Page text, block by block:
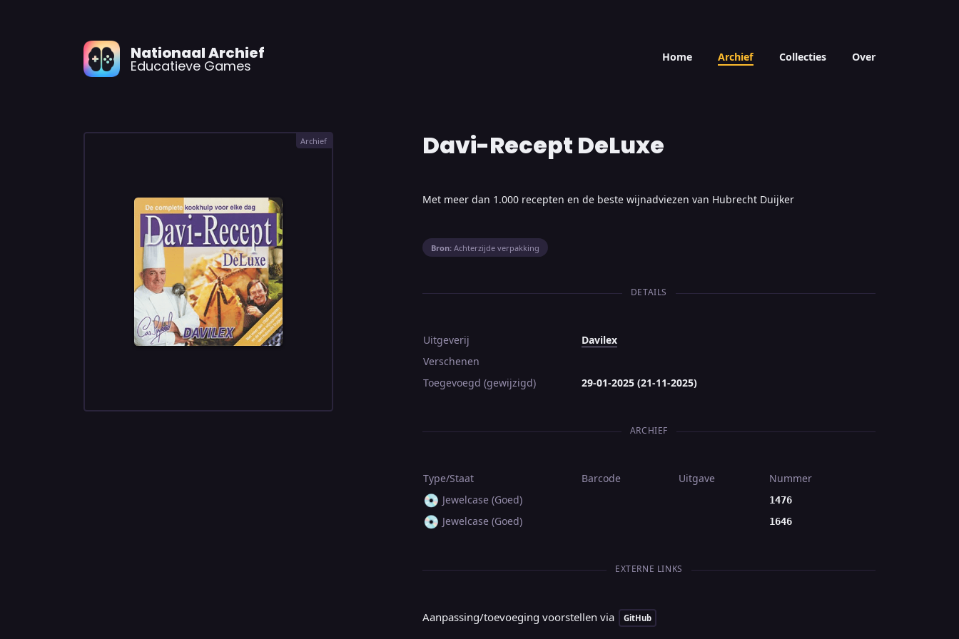
Nationaal Archief
Educatieve Games
Home Archief Collecties Over
Archief Davi-Recept DeLuxe
Met meer dan 1.000 recepten en de beste wijnadviezen van Hubrecht Duijker
Bron: Achterzijde verpakking
DETAILS
Uitgeverij
Davilex
Verschenen
Toegevoegd (gewijzigd)
29-01-2025 (21-11-2025)
ARCHIEF
Type/Staat Barcode Uitgave Nummer
💿 Jewelcase (Goed) 1476
💿 Jewelcase (Goed) 1646
EXTERNE LINKS
Aanpassing/toevoeging voorstellen via GitHub